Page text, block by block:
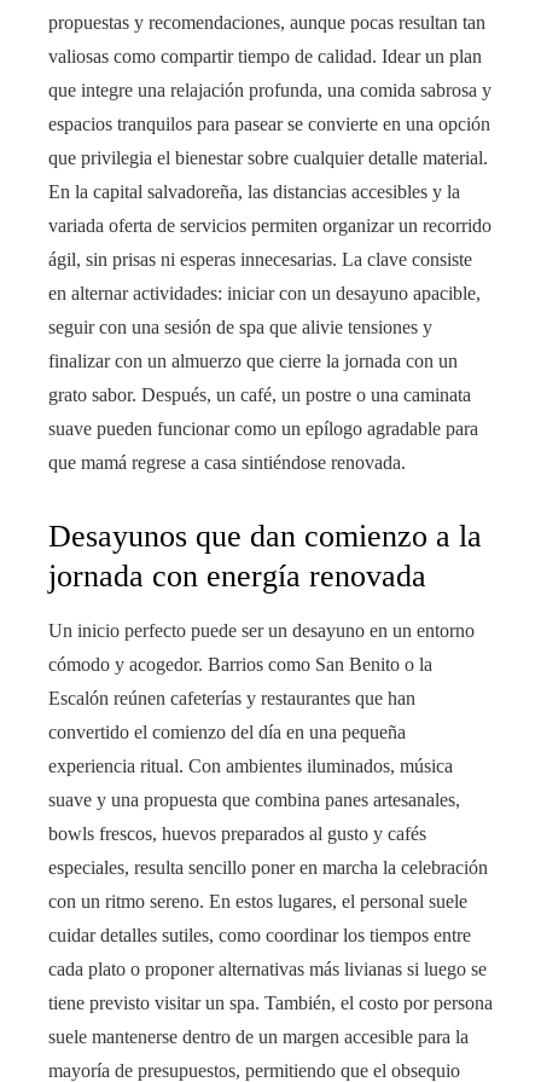
propuestas y recomendaciones, aunque pocas resultan tan
valiosas como compartir tiempo de calidad. Idear un plan
que integre una relajación profunda, una comida sabrosa y
espacios tranquilos para pasear se convierte en una opción
que privilegia el bienestar sobre cualquier detalle material.
En la capital salvadoreña, las distancias accesibles y la
variada oferta de servicios permiten organizar un recorrido
ágil, sin prisas ni esperas innecesarias. La clave consiste
en alternar actividades: iniciar con un desayuno apacible,
seguir con una sesión de spa que alivie tensiones y
finalizar con un almuerzo que cierre la jornada con un
grato sabor. Después, un café, un postre o una caminata
suave pueden funcionar como un epílogo agradable para
que mamá regrese a casa sintiéndose renovada.
Desayunos que dan comienzo a la
jornada con energía renovada
Un inicio perfecto puede ser un desayuno en un entorno
cómodo y acogedor. Barrios como San Benito o la
Escalón reúnen cafeterías y restaurantes que han
convertido el comienzo del día en una pequeña
experiencia ritual. Con ambientes iluminados, música
suave y una propuesta que combina panes artesanales,
bowls frescos, huevos preparados al gusto y cafés
especiales, resulta sencillo poner en marcha la celebración
con un ritmo sereno. En estos lugares, el personal suele
cuidar detalles sutiles, como coordinar los tiempos entre
cada plato o proponer alternativas más livianas si luego se
tiene previsto visitar un spa. También, el costo por persona
suele mantenerse dentro de un margen accesible para la
mayoría de presupuestos, permitiendo que el obsequio